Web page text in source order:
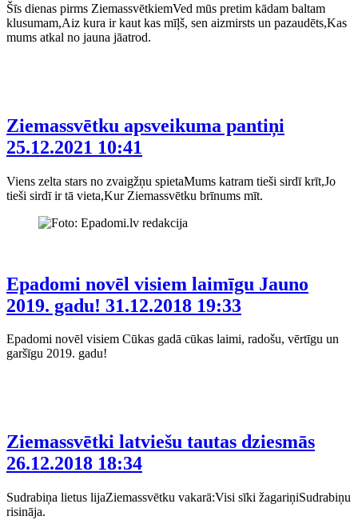
Šīs dienas pirms ZiemassvētkiemVed mūs pretim kādam baltam
klusumam,Aiz kura ir kaut kas mīļš, sen aizmirsts un pazaudēts,Kas
mums atkal no jauna jāatrod.
Ziemassvētku apsveikuma pantiņi
25.12.2021 10:41
Viens zelta stars no zvaigžņu spietaMums katram tieši sirdī krīt,Jo
tieši sirdī ir tā vieta,Kur Ziemassvētku brīnums mīt.
Epadomi novēl visiem laimīgu Jauno
2019. gadu! 31.12.2018 19:33
Epadomi novēl visiem Cūkas gadā cūkas laimi, radošu, vērtīgu un
garšīgu 2019. gadu!
Ziemassvētki latviešu tautas dziesmās
26.12.2018 18:34
Sudrabiņa lietus lijaZiemassvētku vakarā:Visi sīki žagariņiSudrabiņu
risināja.